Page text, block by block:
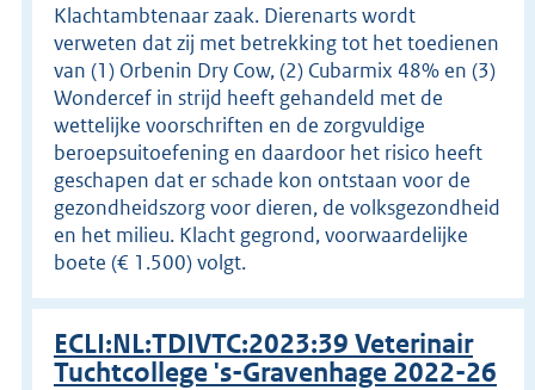
Klachtambtenaar zaak. Dierenarts wordt
verweten dat zij met betrekking tot het toedienen
van (1) Orbenin Dry Cow, (2) Cubarmix 48% en (3)
Wondercef in strijd heeft gehandeld met de
wettelijke voorschriften en de zorgvuldige
beroepsuitoefening en daardoor het risico heeft
geschapen dat er schade kon ontstaan voor de
gezondheidszorg voor dieren, de volksgezondheid
en het milieu. Klacht gegrond, voorwaardelijke
boete (€ 1.500) volgt.
ECLI:NL:TDIVTC:2023:39 Veterinair
Tuchtcollege 's-Gravenhage 2022-26